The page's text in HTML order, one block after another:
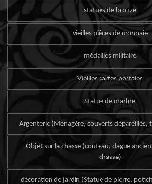
statues de bronze
vieilles pièces de monnaie
médailles militaire
Vieilles cartes postales
Statue de marbre
Argenterie (Ménagère, couverts dépareillés,
Objet sur la chasse (couteau, dague
chasse)
décoration de jardin (Statue de pierre,